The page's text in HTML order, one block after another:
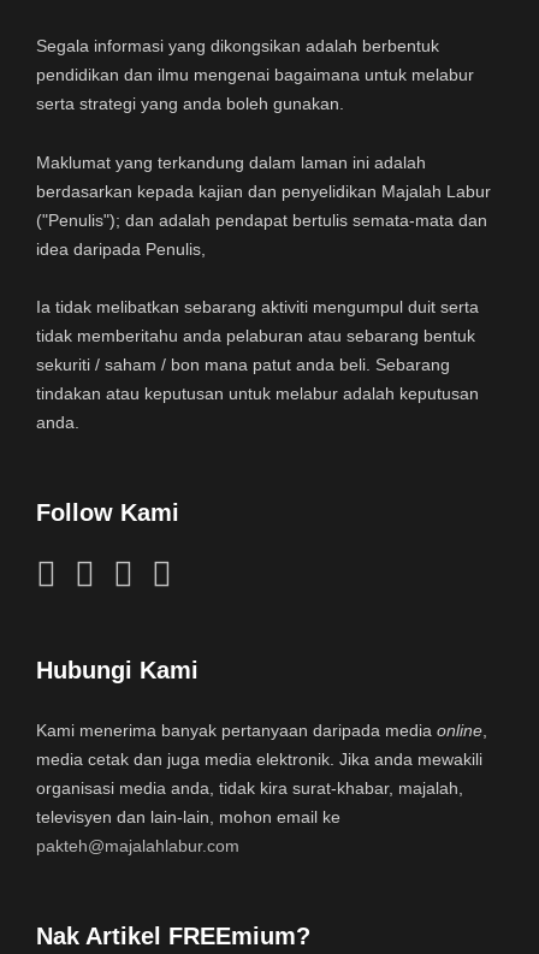
Segala informasi yang dikongsikan adalah berbentuk
pendidikan dan ilmu mengenai bagaimana untuk melabur
serta strategi yang anda boleh gunakan.
Maklumat yang terkandung dalam laman ini adalah
berdasarkan kepada kajian dan penyelidikan Majalah Labur
("Penulis"); dan adalah pendapat bertulis semata-mata dan
idea daripada Penulis,
Ia tidak melibatkan sebarang aktiviti mengumpul duit serta
tidak memberitahu anda pelaburan atau sebarang bentuk
sekuriti / saham / bon mana patut anda beli. Sebarang
tindakan atau keputusan untuk melabur adalah keputusan
anda.
Follow Kami
Hubungi Kami
Kami menerima banyak pertanyaan daripada media online
media cetak dan juga media elektronik. Jika anda mewakili
organisasi media anda, tidak kira surat-khabar, majalah,
televisyen dan lain-lain, mohon email ke
pakteh@majalahlabur.com
Nak Artikel FREEmium?